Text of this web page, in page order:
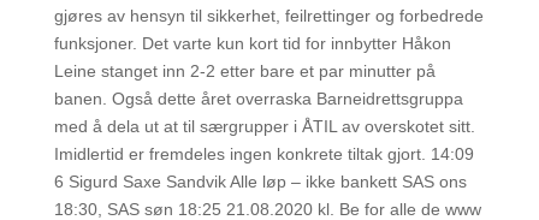
gjøres av hensyn til sikkerhet, feilrettinger og forbedrede
funksjoner. Det varte kun kort tid for innbytter Håkon
Leine stanget inn 2-2 etter bare et par minutter på
banen. Også dette året overraska Barneidrettsgruppa
med å dela ut at til særgrupper i ÅTIL av overskotet sitt.
Imidlertid er fremdeles ingen konkrete tiltak gjort. 14:09
6 Sigurd Saxe Sandvik Alle løp – ikke bankett SAS ons
18:30, SAS søn 18:25 21.08.2020 kl. Be for alle de www